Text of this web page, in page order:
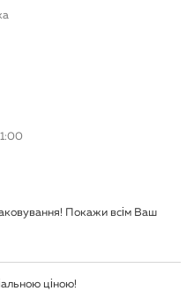
Покажи всім Ваш
ціною!